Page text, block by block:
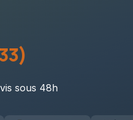
sous 48h